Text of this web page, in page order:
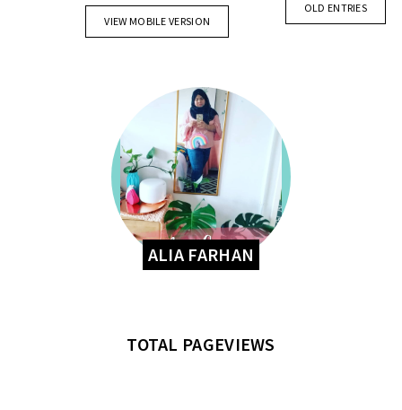
OLD ENTRIES
VIEW MOBILE VERSION
ALIA FARHAN
TOTAL PAGEVIEWS